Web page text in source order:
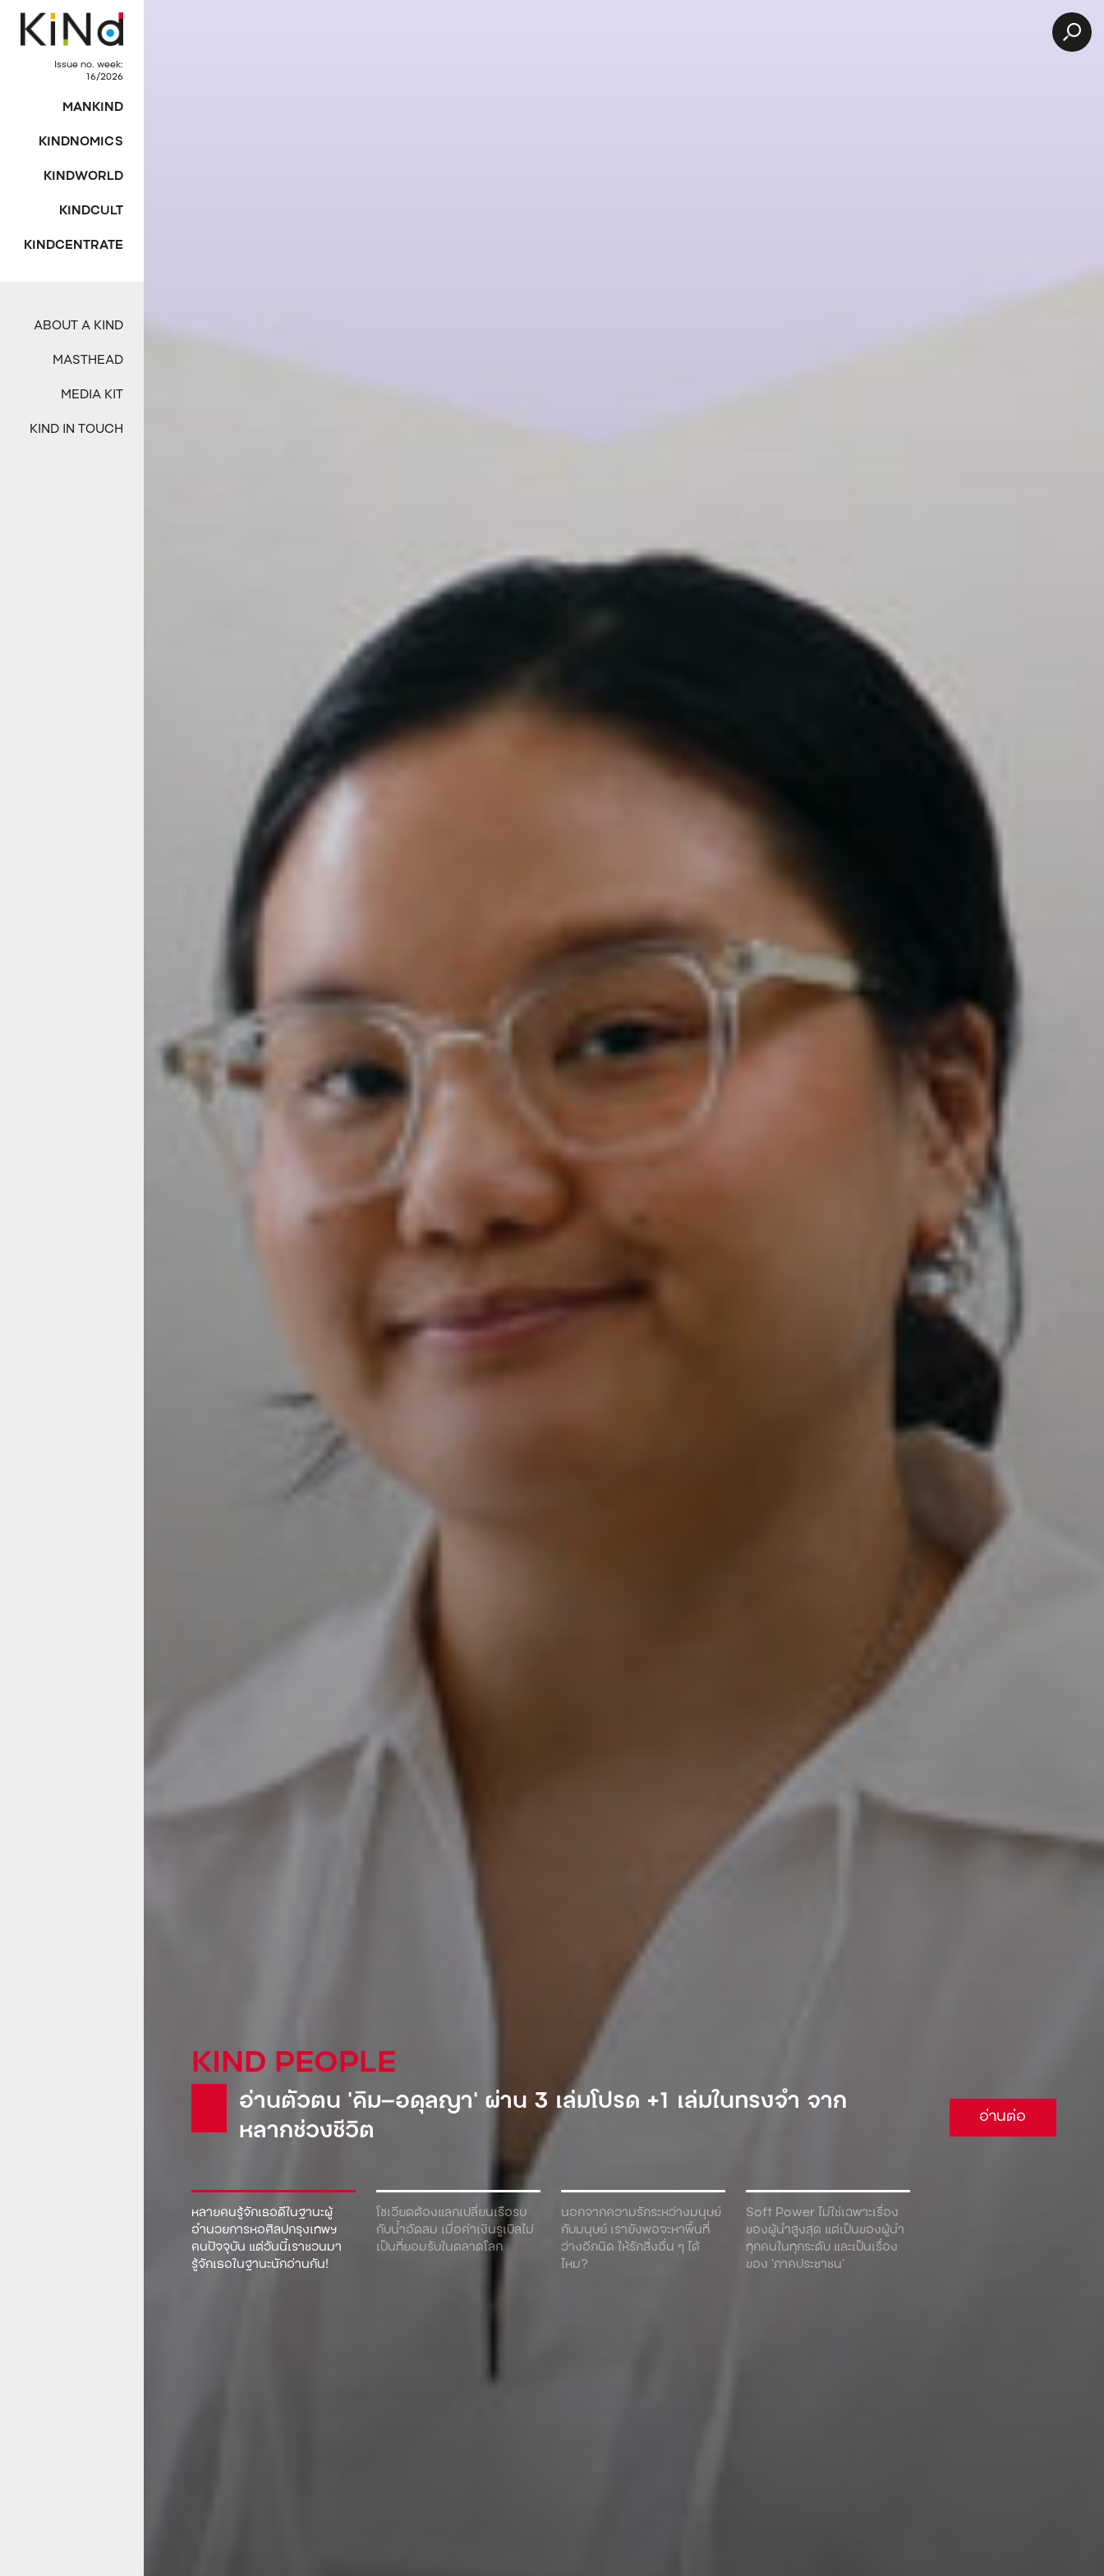
Issue no. week:
16/2026
MANKIND
KINDNOMICS
KINDWORLD
KINDCULT
KINDCENTRATE
ABOUT A KIND
MASTHEAD
MEDIA KIT
KIND IN TOUCH
หลายคนรู้จักเธอดีในฐานะผู้
อำนวยการหอศิลปกรุงเทพฯ
คนปัจจุบัน แต่วันนี้เราชวนมา
รู้จักเธอในฐานะนักอ่านกัน!
โซเวียตต้องแลกเปลี่ยนเรือรบ
กับน้ำอัดลม เมื่อค่าเงินรูเบิลไม่
เป็นที่ยอมรับในตลาดโลก
นอกจากความรักระหว่างมนุษย์
กับมนุษย์ เรายังพอจะหาพื้นที่
ว่างอีกนิด ให้รักสิ่งอื่น ๆ ได้
ไหม?
Soft Power ไม่ใช่เฉพาะเรื่อง
ของผู้นําสูงสุด แต่เป็นของผู้นํา
ทุกคนในทุกระดับ และเป็นเรื่อง
ของ ‘ภาคประชาชน’
KIND GLOBAL
Pepsi: น้ำอัดลมเจ้าแรกที่เข้ามาตีตลาดโซเวียต จนต้องยอม
ขายเรือดำน้ำเพื่อแลกกับเครื่องดื่ม!
อ่านต่อ